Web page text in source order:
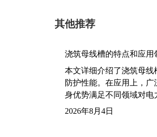
其他推荐
浇筑母线槽的特点和应用
本文详细介绍了浇筑母
防护性能。在应用上，
身优势满足不同领域对电
2026年8月4日